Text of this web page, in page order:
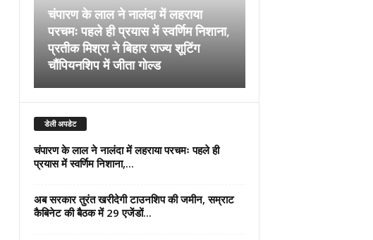
चंपारण के लाल ने नालंदा में लहराया
परचमः पहले ही प्रयास में स्वर्णिम निशाना,
प्रतीक मिश्रा ने बिहार राज्य शूटिंग
चौंपियनशिप में जीता गोल्ड
डेली अपडेट
चंपारण के लाल ने नालंदा में लहराया परचमः पहले ही
प्रयास में स्वर्णिम निशाना,...
अब सरकार तुरंत खरीदेगी टाउनशिप की जमीन, सम्राट
कैबिनेट की बैठक में 29 एजेंडों...